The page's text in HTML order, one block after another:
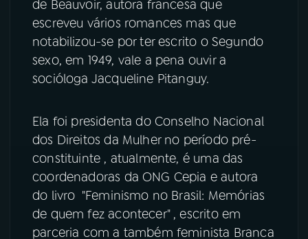
de Beauvoir, autora francesa que
escreveu vários romances mas que
notabilizou-se por ter escrito o Segundo
sexo, em 1949, vale a pena ouvir a
socióloga Jacqueline Pitanguy.
Ela foi presidenta do Conselho Nacional
dos Direitos da Mulher no período pré-
constituinte , atualmente, é uma das
coordenadoras da ONG Cepia e autora
do livro "Feminismo no Brasil: Memórias
de quem fez acontecer" , escrito em
parceria com a também feminista Branca